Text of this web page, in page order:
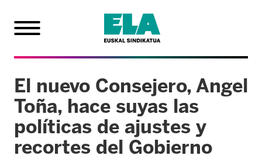
El nuevo Consejero, Angel
Toña, hace suyas las
políticas de ajustes y
recortes del Gobierno